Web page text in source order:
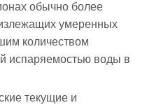
обычно более
умеренных
количеством
испаряемостью воды в
текущие и